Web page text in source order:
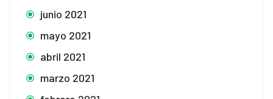
junio 2021
mayo 2021
abril 2021
marzo 2021